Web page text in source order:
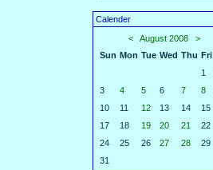
Calender
<
August 2008
>
Sun Mon Tue Wed Thu Fri
1
3
4 5 6 7 8
10
11 12 13 14 15
17
18 19 20 21 22
24
25 26 27 28 29
31